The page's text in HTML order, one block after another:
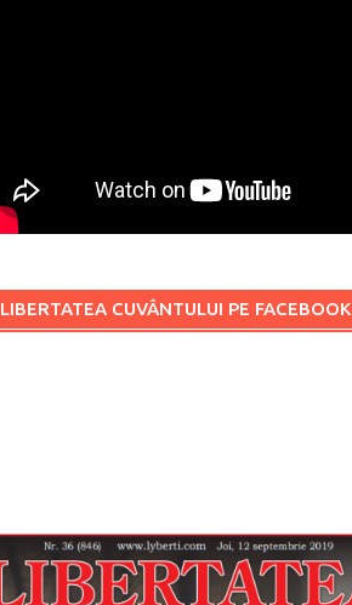
LIBERTATEA CUVÂNTULUI PE FACEBOOK